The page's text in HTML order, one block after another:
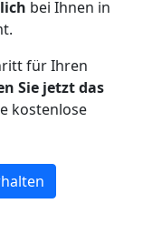
bei Ihnen in
für Ihren
Sie jetzt das
kostenlose